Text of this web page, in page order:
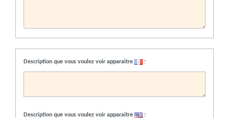
Description que vous voulez voir apparaitre :
Description que vous voulez voir apparaitre :